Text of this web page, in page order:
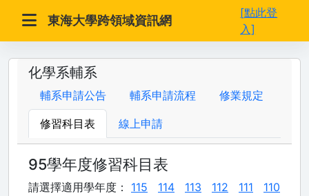
東海大學跨領域資訊網
[點此登
入]
化學系輔系
輔系申請公告 輔系申請流程 修業規定
修習科目表 線上申請
95學年度修習科目表
請選擇適用學年度： 115 114 113 112 111
110